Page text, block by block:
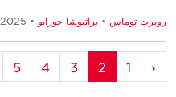
روبرت توماس• براثيوشا جورابو• 2025-11-04